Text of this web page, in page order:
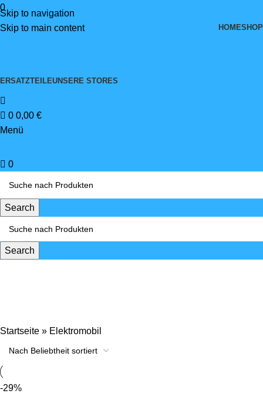
Skip to navigation
Skip to main content
0
HOMESHOP
ERSATZTEILEUNSERE STORES
0 0,00 €
Menü
0
Search
Search
Startseite » Elektromobil
-29%